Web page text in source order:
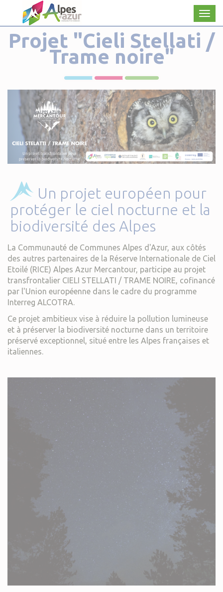
Projet "Cieli Stellati /
Trame noire"
Un projet européen pour
protéger le ciel nocturne et la
biodiversité des Alpes
La Communauté de Communes Alpes d'Azur, aux côtés
des autres partenaires de la Réserve Internationale de Ciel
Etoilé (RICE) Alpes Azur Mercantour, participe au projet
transfrontalier CIELI STELLATI / TRAME NOIRE, cofinancé
par l'Union européenne dans le cadre du programme
Interreg ALCOTRA.
Ce projet ambitieux vise à réduire la pollution lumineuse
et à préserver la biodiversité nocturne dans un territoire
préservé exceptionnel, situé entre les Alpes françaises et
italiennes.
Panneau de gestion des cookies